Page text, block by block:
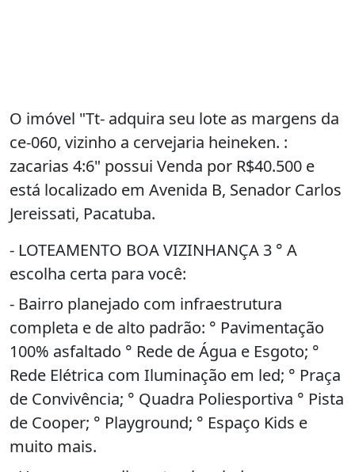
O imóvel "Tt- adquira seu lote as margens da
ce-060, vizinho a cervejaria heineken. :
zacarias 4:6" possui Venda por R$40.500 e
está localizado em Avenida B, Senador Carlos
Jereissati, Pacatuba.
- LOTEAMENTO BOA VIZINHANÇA 3 ° A
escolha certa para você:
- Bairro planejado com infraestrutura
completa e de alto padrão: ° Pavimentação
100% asfaltado ° Rede de Água e Esgoto; °
Rede Elétrica com Iluminação em led; ° Praça
de Convivência; ° Quadra Poliesportiva ° Pista
de Cooper; ° Playground; ° Espaço Kids e
muito mais.